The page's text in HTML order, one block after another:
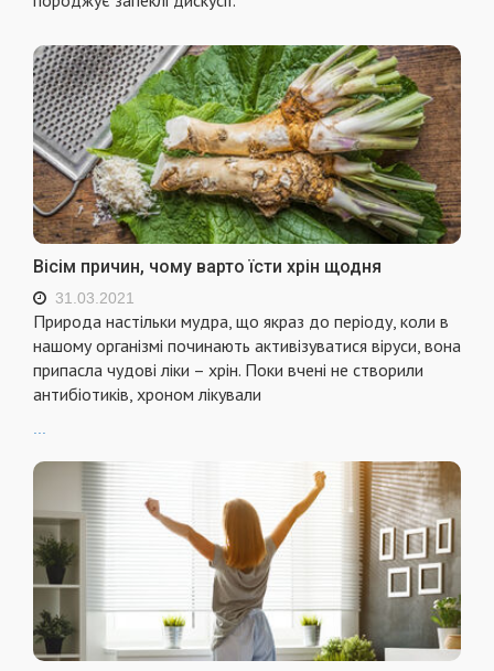
Вісім причин, чому варто їсти хрін щодня
31.03.2021
Природа настільки мудра, що якраз до періоду, коли в
нашому організмі починають активізуватися віруси, вона
припасла чудові ліки – хрін. Поки вчені не створили
антибіотиків, хроном лікували
...